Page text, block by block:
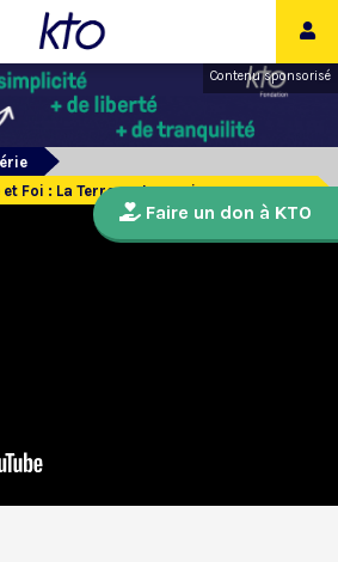
Contenu sponsorisé
Foi : La Terre, notre maison commune
Faire un don à KTO